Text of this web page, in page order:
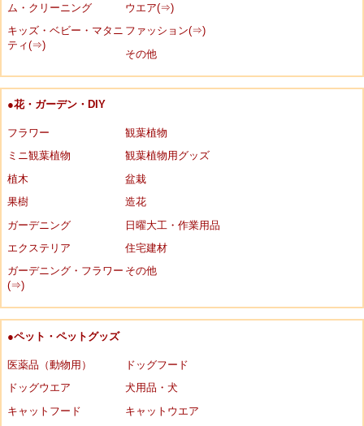
ム・クリーニング
ウエア(⇒)
キッズ・ベビー・マタニ
ティ(⇒)
ファッション(⇒)
その他
●花・ガーデン・DIY
フラワー
観葉植物
ミニ観葉植物
観葉植物用グッズ
植木
盆栽
果樹
造花
ガーデニング
日曜大工・作業用品
エクステリア
住宅建材
ガーデニング・フラワー
(⇒)
その他
●ペット・ペットグッズ
医薬品（動物用）
ドッグフード
ドッグウエア
犬用品・犬
キャットフード
キャットウエア